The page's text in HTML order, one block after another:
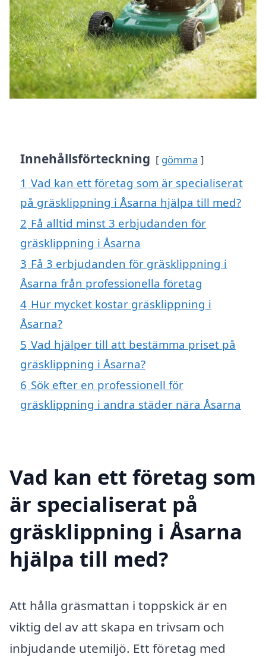
Innehållsförteckning gömma
1 Vad kan ett företag som är specialiserat
på gräsklippning i Åsarna hjälpa till med?
2 Få alltid minst 3 erbjudanden för
gräsklippning i Åsarna
3 Få 3 erbjudanden för gräsklippning i
Åsarna från professionella företag
4 Hur mycket kostar gräsklippning i
Åsarna?
5 Vad hjälper till att bestämma priset på
gräsklippning i Åsarna?
6 Sök efter en professionell för
gräsklippning i andra städer nära Åsarna
Vad kan ett företag som
är specialiserat på
gräsklippning i Åsarna
hjälpa till med?
Att hålla gräsmattan i toppskick är en
viktig del av att skapa en trivsam och
inbjudande utemiljö. Ett företag med